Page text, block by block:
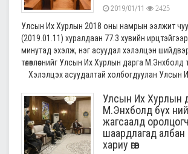
2019/01/11 2425
Улсын Их Хурлын 2018 оны намрын ээлжит
(2019.01.11) хуралдаан 77.3 хувийн
минутад эхэлж, нэг асуудал хэлэлцэн
төлөвлөснийг Улсын Их Хурлын дарга М.Энхболд
Хэлэлцэх асуудалтай холбогдуулан Улсын
Улсын Их Хурлын
М.Энхболд бүх
жагсаалд
шаардлагад албан
хариу өгөв